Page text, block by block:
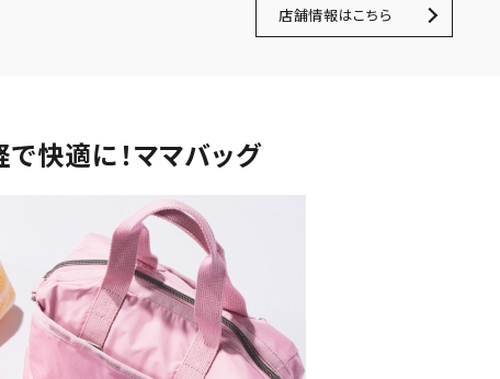
店舗情報はこちら
快適に！ママバッグ